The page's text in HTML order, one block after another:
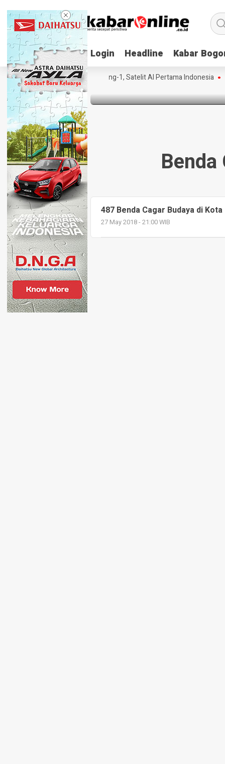
Login Headline Kabar
Login Headline Kabar
fakta dan Spesifikasi Lampung-1, Satelit AI Pertama Indonesia
HEADLINE
487 Benda Cagar Budaya di
8 years ago
Benda
487 Benda Cagar Budaya di
27 May 2018 - 21:00 WIB